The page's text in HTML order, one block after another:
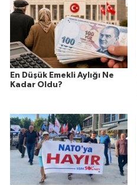
En Düşük Emekli Aylığı Ne
Kadar Oldu?